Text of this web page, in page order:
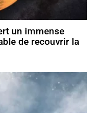
un immense
de recouvrir la